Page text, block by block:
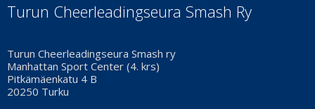
Turun Cheerleadingseura Smash Ry
Turun Cheerleadingseura Smash ry
Manhattan Sport Center (4. krs)
Pitkämäenkatu 4 B
20250 Turku